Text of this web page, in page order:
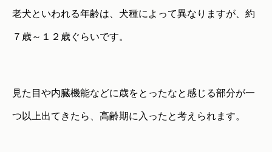
老犬といわれる年齢は、犬種によって異なりますが、約
７歳～１２歳ぐらいです。
見た目や内臓機能などに歳をとったなと感じる部分が一
つ以上出てきたら、高齢期に入ったと考えられます。